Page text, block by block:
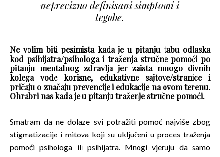
neprecizno definisani simptomi i
tegobe.
Ne volim biti pesimista kada je u pitanju tabu odlaska
kod psihijatra/psihologa i traženja stručne pomoći po
pitanju mentalnog zdravlja jer zaista mnogo divnih
kolega vode korisne, edukativne sajtove/stranice i
pričaju o značaju prevencije i edukacije na ovom terenu.
Ohrabri nas kada je u pitanju traženje stručne pomoći.
Smatram da ne dolaze svi potražiti pomoć najviše zbog
stigmatizacije i mitova koji su uključeni u proces traženja
pomoći psihologa ili psihijatra. Mnogi vjeruju da samo